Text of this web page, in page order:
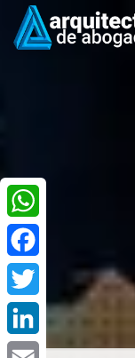
WhatsApp
Facebook
Twitter
LinkedIn